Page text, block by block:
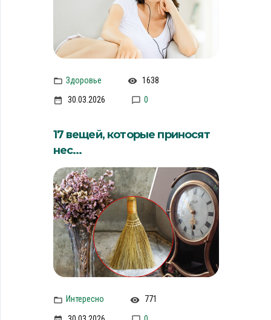
Здоровье 1638
30.03.2026 0
17 вещей, которые приносят
нес...
Интересно 771